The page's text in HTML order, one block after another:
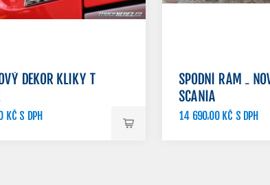
DEKOR KLIKY T
KČ S DPH
SPODNÍ RÁM -
SCANIA
14 690,00 KČ S DPH